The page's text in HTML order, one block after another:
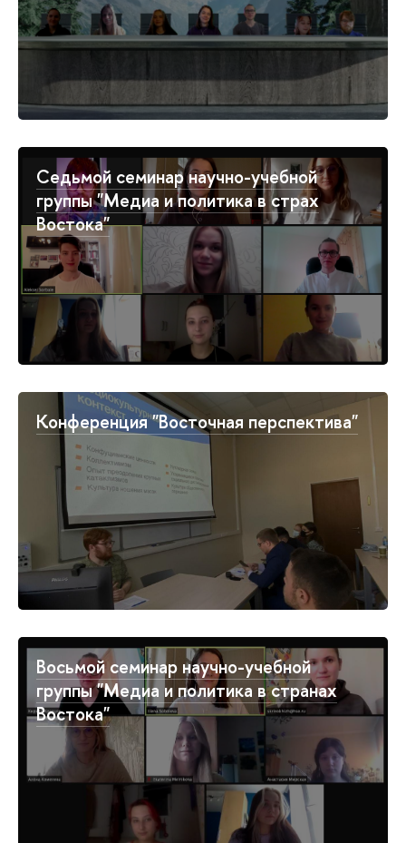
Седьмой семинар научно-учебной
группы "Медиа и политика в страх
Востока"
Конференция "Восточная перспектива"
Восьмой семинар научно-учебной
группы "Медиа и политика в странах
Востока"